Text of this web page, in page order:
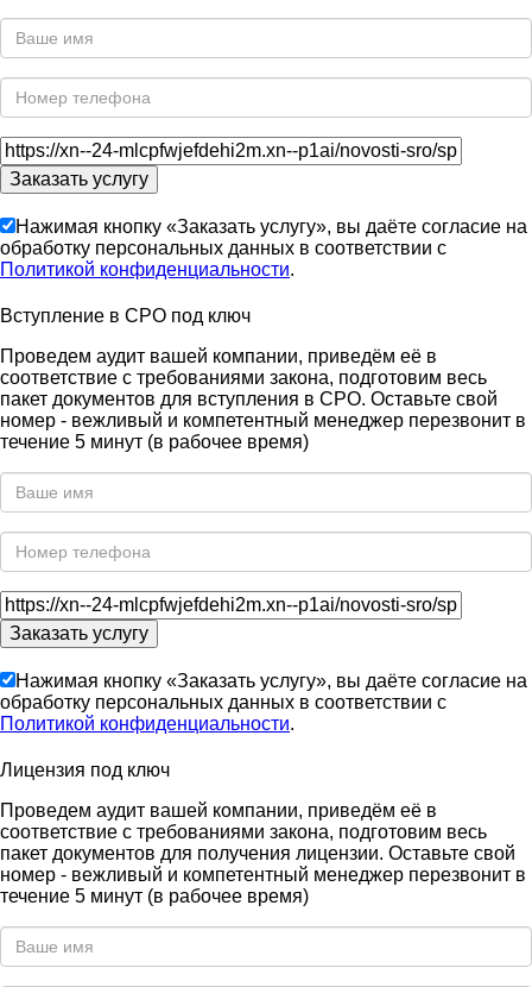
Нажимая кнопку «Заказать услугу», вы даёте согласие на
обработку персональных данных в соответствии с
Политикой конфиденциальности.
Вступление в СРО под ключ
Проведем аудит вашей компании, приведём её в
соответствие с требованиями закона, подготовим весь
пакет документов для вступления в СРО. Оставьте свой
номер - вежливый и компетентный менеджер перезвонит в
течение 5 минут (в рабочее время)
Нажимая кнопку «Заказать услугу», вы даёте согласие на
обработку персональных данных в соответствии с
Политикой конфиденциальности.
Лицензия под ключ
Проведем аудит вашей компании, приведём её в
соответствие с требованиями закона, подготовим весь
пакет документов для получения лицензии. Оставьте свой
номер - вежливый и компетентный менеджер перезвонит в
течение 5 минут (в рабочее время)